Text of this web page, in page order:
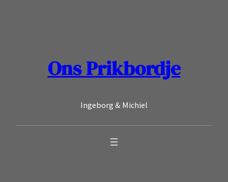
Ons Prikbordje
Ingeborg & Michiel